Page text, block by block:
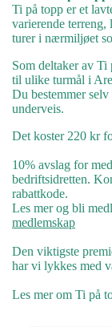
Ti på topp er et
varierende terreng,
turer i nærmiljøet
Som deltaker av
til ulike turmål i
Du bestemmer
underveis.
Det koster 220 kr
10% avslag for
bedriftsidretten.
rabattkode.
Les mer og bli
medlemskap
Den viktigste
har vi lykkes med
Les mer om Ti på